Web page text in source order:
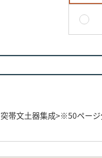
帯文土器集成>※50ペー